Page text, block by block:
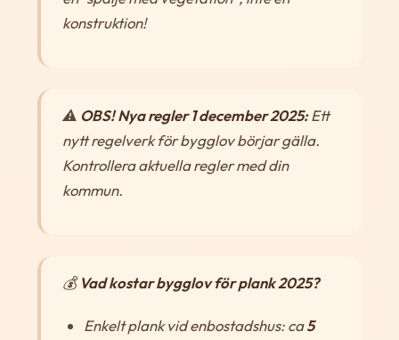
konstruktion!
⚠️ OBS! Nya regler 1 december 2025:Ett
nytt regelverk för bygglov börjar gälla.
Kontrollera aktuella regler med din
kommun.
💰Vad kostar bygglov för plank 2025?
Enkelt plank vid enbostadshus: ca5